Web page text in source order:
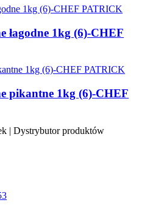
łagodne 1kg (6)-CHEF
pikantne 1kg (6)-CHEF